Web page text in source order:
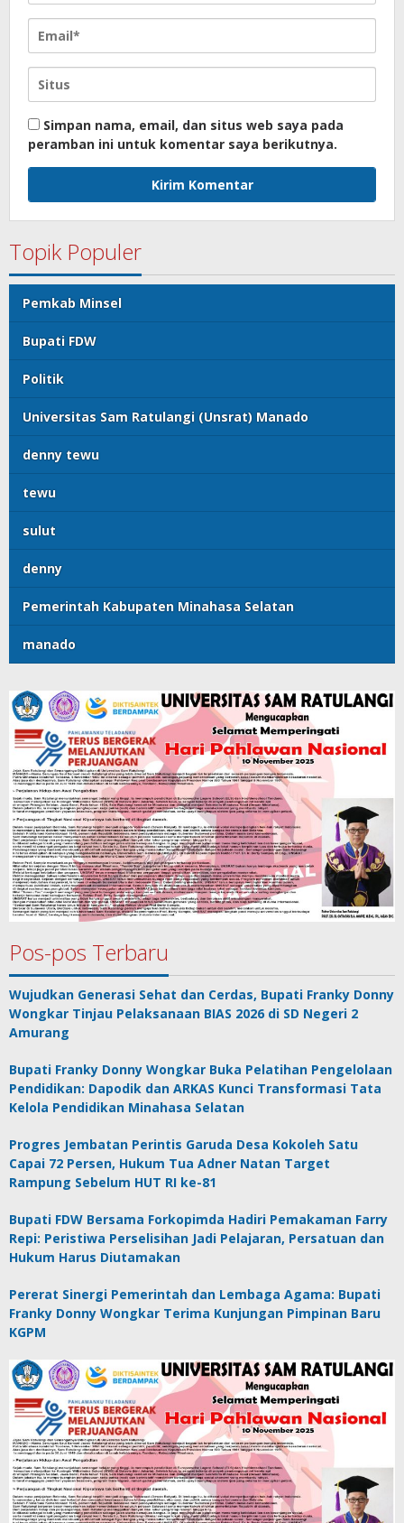
Simpan nama, email, dan situs web saya pada
peramban ini untuk komentar saya berikutnya.
Topik Populer
Pemkab Minsel
Bupati FDW
Politik
Universitas Sam Ratulangi (Unsrat) Manado
denny tewu
tewu
sulut
denny
Pemerintah Kabupaten Minahasa Selatan
manado
Pos-pos Terbaru
Wujudkan Generasi Sehat dan Cerdas, Bupati Franky Donny
Wongkar Tinjau Pelaksanaan BIAS 2026 di SD Negeri 2
Amurang
Bupati Franky Donny Wongkar Buka Pelatihan Pengelolaan
Pendidikan: Dapodik dan ARKAS Kunci Transformasi Tata
Kelola Pendidikan Minahasa Selatan
Progres Jembatan Perintis Garuda Desa Kokoleh Satu
Capai 72 Persen, Hukum Tua Adner Natan Target
Rampung Sebelum HUT RI ke-81
Bupati FDW Bersama Forkopimda Hadiri Pemakaman Farry
Repi: Peristiwa Perselisihan Jadi Pelajaran, Persatuan dan
Hukum Harus Diutamakan
Pererat Sinergi Pemerintah dan Lembaga Agama: Bupati
Franky Donny Wongkar Terima Kunjungan Pimpinan Baru
KGPM